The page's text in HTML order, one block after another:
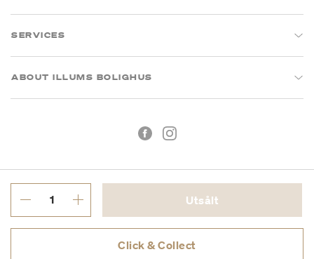
Utsålt
Click & Collect
SERVICES
ABOUT ILLUMS BOLIGHUS